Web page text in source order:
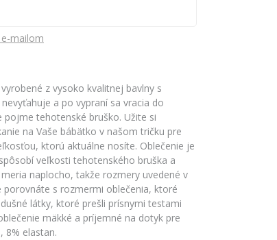
mailom
z vysoko kvalitnej bavlny s
a po vypraní sa vracia do
pojme tehotenské bruško. Užite si
na Vaše bábätko v našom tričku pre
ktorú aktuálne nosíte. Oblečenie je
veľkosti tehotenského bruška a
naplocho, takže rozmery uvedené v
s rozmermi oblečenia, ktoré
látky, ktoré prešli prísnymi testami
mäkké a príjemné na dotyk pre
8% elastan.